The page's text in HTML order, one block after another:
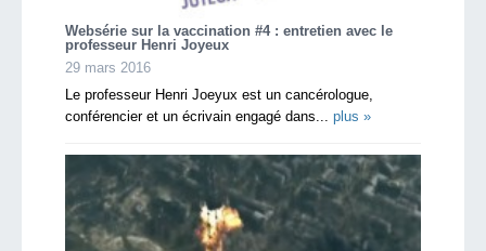
Websérie sur la vaccination #4 : entretien avec le
professeur Henri Joyeux
29 mars 2016
Le professeur Henri Joeyux est un cancérologue,
conférencier et un écrivain engagé dans... plus »